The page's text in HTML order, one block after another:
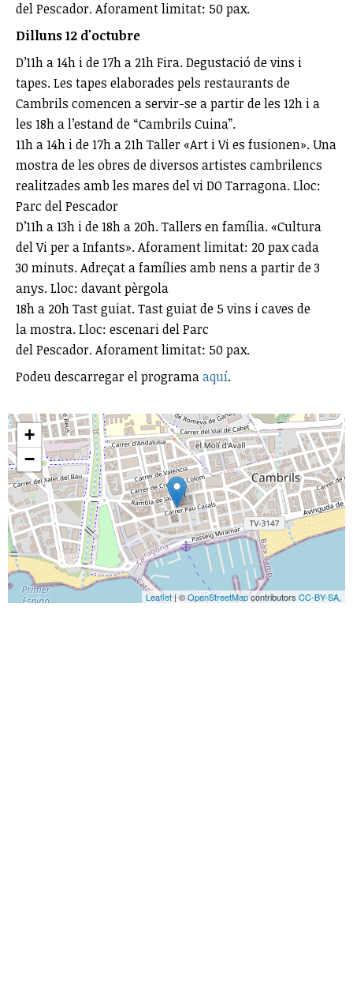
delPescador. Aforament limitat: 50 pax.
Dilluns 12 d'octubre
D’11h a 14h i de 17h a 21hFira. Degustació de vins i
tapes.Les tapes elaborades pels restaurants de
Cambrils comencen a servir-se apartir de les 12h i a
les 18h a l’estand de “Cambrils Cuina”.
11h a 14h i de 17h a 21hTaller «Art i Vi es fusionen».Una
mostra de les obres de diversos artistes cambrilencs
realitzades ambles mares del vi DO Tarragona. Lloc:
Parc del Pescador
D’11h a 13h i de 18h a 20h.Tallers en família. «Cultura
del Vi pera Infants».Aforament limitat: 20 pax cada
30minuts.Adreçat a famílies amb nens a partir de3
anys.Lloc: davant pèrgola
18h a 20hTast guiat.Tast guiat de 5 vins i caves de
lamostra.Lloc: escenari del Parc
delPescador.Aforament limitat: 50 pax.
Podeu descarregar el programaaquí.
+
−
Leaflet| ©OpenStreetMapcontributors CC-BY-SA,